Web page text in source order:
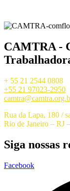
CAMTRA -
+ 55 21 2544 0808
+55 21 97023-2950
Rua da Lapa, 180 /
Rio de Janeiro – RJ
Siga nossas
Facebook